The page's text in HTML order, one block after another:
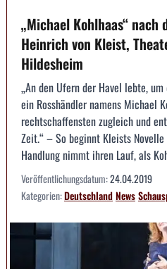
„Michael Kohlhaas“ nach
Heinrich von Kleist,
Hildesheim
„An den Ufern der Havel lebte,
ein Rosshändler namens Michael
rechtschaffensten zugleich und
Zeit.“ – So beginnt Kleists Novelle
Handlung nimmt ihren Lauf, als
Veröffentlichungsdatum:24.04.2019
Kategorien:DeutschlandNews